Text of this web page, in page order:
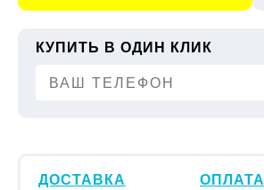
КУПИТЬ В ОДИН КЛИК
ДОСТАВКА ОПЛАТА